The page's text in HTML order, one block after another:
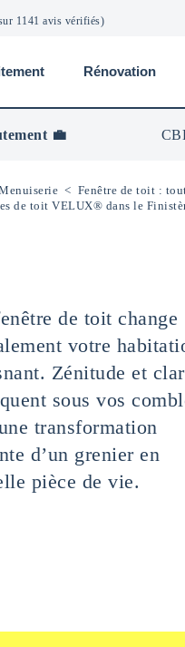
1141 avis vérifiés)
Rénovation
💼
< Fenêtre de toit :
de toit VELUX® dans le
de toit change
votre
Zénitude et
sous vos
transformation
d’un grenier en
pièce de vie.